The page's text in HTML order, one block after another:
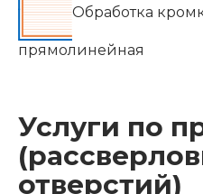
Обработка
прямолинейная
Услуги по
отверстий)